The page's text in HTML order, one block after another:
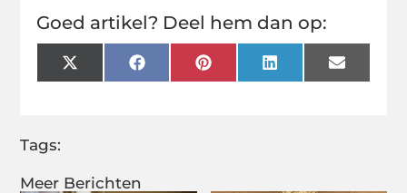
Meer Berichten
Goed artikel? Deel hem dan op:
X
(Twitter)
FacebookPinterestLinkedInEmail
Tags: